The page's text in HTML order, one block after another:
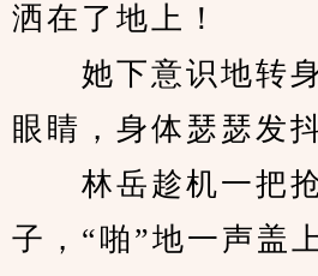
洒在了地上！
她下意识地转身
眼睛，身体瑟瑟发抖
林岳趁机一把抢
子，“啪”地一声盖上